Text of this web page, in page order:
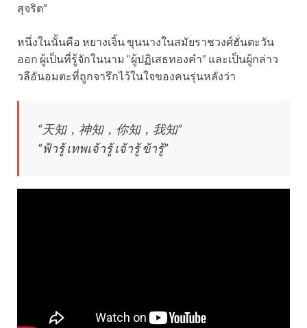
สุจริต”
หนึ่งในนั้นคือ หยางเจิ้น ขุนนางในสมัยราชวงศ์ฮั่นตะวัน
ออก ผู้เป็นที่รู้จักในนาม “ผู้ปฏิเสธทองคำ” และเป็นผู้กล่าว
วลีอันอมตะที่ถูกจารึกไว้ในใจของคนรุ่นหลังว่า
“天知，神知，你知，我知”
“ฟ้ารู้ เทพเจ้ารู้ เจ้ารู้ ข้ารู้”